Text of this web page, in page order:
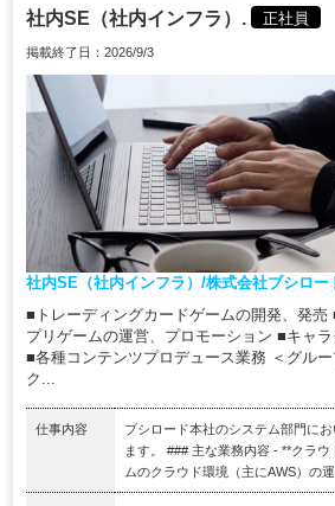
社内SE（社内インフラ）. 正社員
掲載終了日：2026/9/3
社内SE（社内インフラ）/株式会社ブシロー
■トレーディングカードゲームの開発、発売
プリゲームの運営、プロモーション ■キャ
■各種コンテンツプロデュース業務 ＜グル
ク...
仕事内容
ブシロード本社のシステム部門に
ます。 ### 主な業務内容 - **クラ
ムのクラウド環境（主にAWS）の